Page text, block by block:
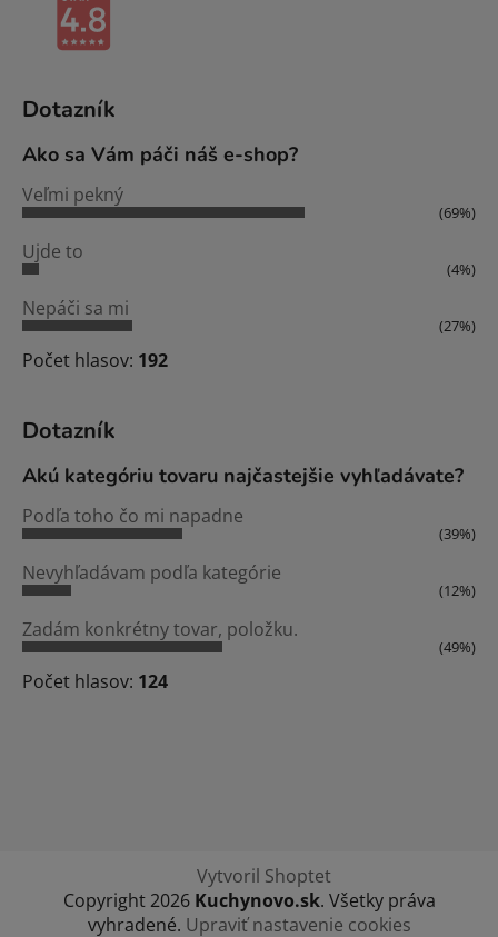
Dotazník
Ako sa Vám páči náš e-shop?
Veľmi pekný
(69%)
Ujde to
(4%)
Nepáči sa mi
(27%)
Počet hlasov: 192
Dotazník
Akú kategóriu tovaru najčastejšie vyhľadávate?
Podľa toho čo mi napadne
(39%)
Nevyhľadávam podľa kategórie
(12%)
Zadám konkrétny tovar, položku.
(49%)
Počet hlasov: 124
Vytvoril Shoptet
Copyright 2026 Kuchynovo.sk. Všetky práva
vyhradené. Upraviť nastavenie cookies